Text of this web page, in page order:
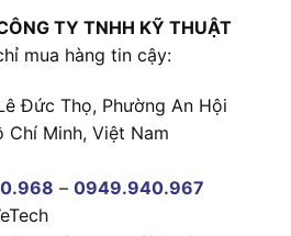
TY TNHH KỸ THUẬT
mua hàng tin cậy:
Đức Thọ, Phường An Hội
Minh, Việt Nam
– 0949.940.967